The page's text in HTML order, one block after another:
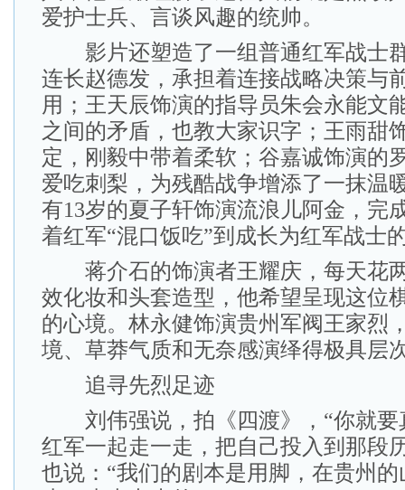
爱护士兵、言谈风趣的统帅。
影片还塑造了一组普通红军战士
连长赵德发，承担着连接战略决策与
用；王天辰饰演的指导员朱会永能文
之间的矛盾，也教大家识字；王雨甜
定，刚毅中带着柔软；谷嘉诚饰演的
爱吃刺梨，为残酷战争增添了一抹温
有13岁的夏子轩饰演流浪儿阿金，完
着红军“混口饭吃”到成长为红军战士
蒋介石的饰演者王耀庆，每天花
效化妆和头套造型，他希望呈现这位
的心境。林永健饰演贵州军阀王家烈
境、草莽气质和无奈感演绎得极具层
追寻先烈足迹
刘伟强说，拍《四渡》，“你就要
红军一起走一走，把自己投入到那段
也说：“我们的剧本是用脚，在贵州